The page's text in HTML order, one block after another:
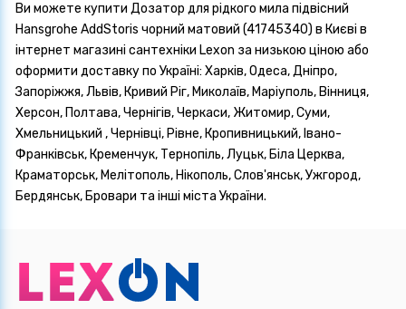
Ви можете купити Дозатор для рідкого мила підвісний
Hansgrohe AddStoris чорний матовий (41745340) в Києві в
інтернет магазині сантехніки Lexon за низькою ціною або
оформити доставку по Україні: Харків, Одеса, Дніпро,
Запоріжжя, Львів, Кривий Ріг, Миколаїв, Маріуполь, Вінниця,
Херсон, Полтава, Чернігів, Черкаси, Житомир, Суми,
Хмельницький , Чернівці, Рівне, Кропивницький, Івано-
Франківськ, Кременчук, Тернопіль, Луцьк, Біла Церква,
Краматорськ, Мелітополь, Нікополь, Слов'янськ, Ужгород,
Бердянськ, Бровари та інші міста України.